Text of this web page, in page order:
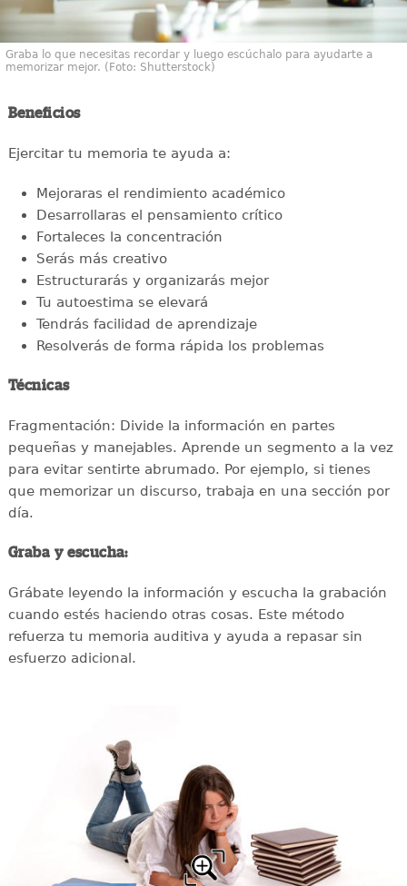
Graba lo que necesitas recordar y luego escúchalo para ayudarte a
memorizar mejor. (Foto: Shutterstock)
Beneficios
Ejercitar tu memoria te ayuda a:
Mejoraras el rendimiento académico
Desarrollaras el pensamiento crítico
Fortaleces la concentración
Serás más creativo
Estructurarás y organizarás mejor
Tu autoestima se elevará
Tendrás facilidad de aprendizaje
Resolverás de forma rápida los problemas
Técnicas
Fragmentación: Divide la información en partes
pequeñas y manejables. Aprende un segmento a la vez
para evitar sentirte abrumado. Por ejemplo, si tienes
que memorizar un discurso, trabaja en una sección por
día.
Graba y escucha:
Grábate leyendo la información y escucha la grabación
cuando estés haciendo otras cosas. Este método
refuerza tu memoria auditiva y ayuda a repasar sin
esfuerzo adicional.